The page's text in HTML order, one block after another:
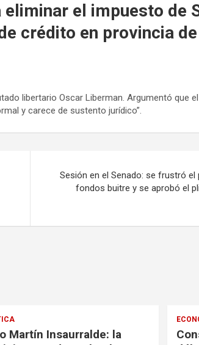
el impuesto de
crédito en provincia
libertario Oscar Liberman. Argumentó que
y carece de sustento jurídico”.
Sesión en el Senado: se frustró el
fondos buitre y se aprobó el
Martín Insaurralde: la